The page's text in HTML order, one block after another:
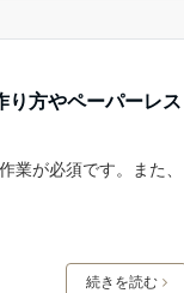
り方やペーパーレス
業が必須です。また、
続きを読む